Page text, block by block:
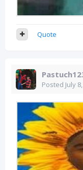
Quote
Posted July